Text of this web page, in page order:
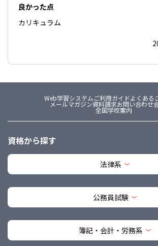
良かった点
カリキュラム
Web学習システムご利用ガイドよくある
メールマガジン資料請求お問い合わせ
全国学校案内
資格から探す
法律系
公務員試験
簿記・会計・労務系